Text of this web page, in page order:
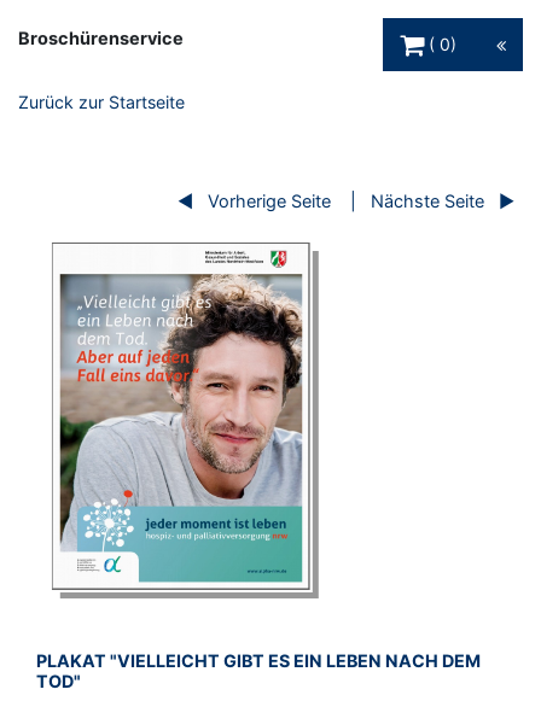
Broschürenservice
0
Zurück zur Startseite
Vorherige Seite Nächste Seite
BROSCHÜRE:
PLAKAT "VIELLEICHT GIBT ES EIN LEBEN NACH DEM
TOD"